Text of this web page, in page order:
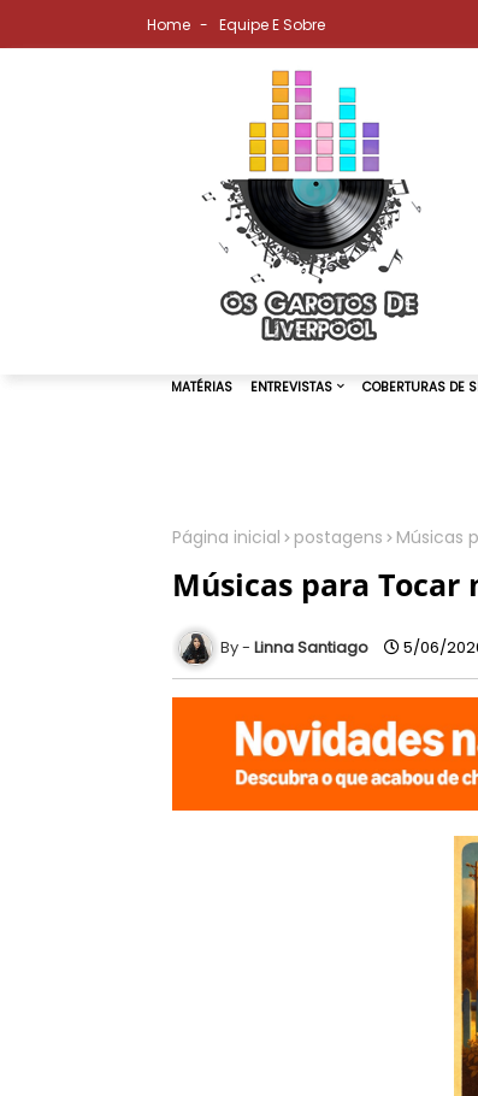
Home Equipe E Sobre
Página inicial postagens Músicas
Músicas para Tocar
Linna Santiago 5/06/